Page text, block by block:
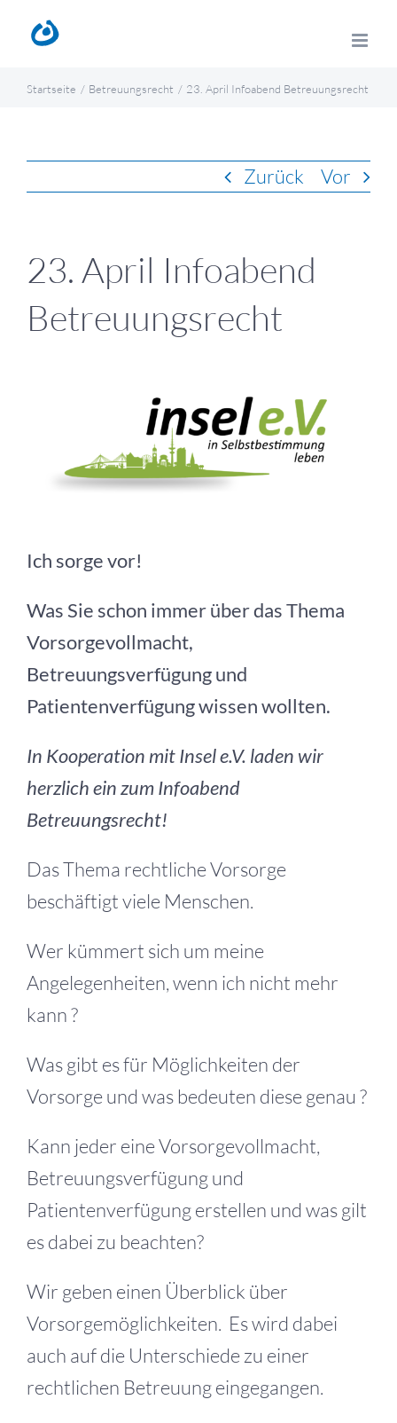
Inhalt
Startseite Betreuungsrecht 23. April Infoabend Betreuungsrecht
Zurück Vor
23. April Infoabend
Betreuungsrecht
Ich sorge vor!
Was Sie schon immer über das Thema
Vorsorgevollmacht,
Betreuungsverfügung und
Patientenverfügung wissen wollten.
In Kooperation mit Insel e.V. laden wir
herzlich ein zum Infoabend
Betreuungsrecht!
Das Thema rechtliche Vorsorge
beschäftigt viele Menschen.
Wer kümmert sich um meine
Angelegenheiten, wenn ich nicht mehr
kann ?
Was gibt es für Möglichkeiten der
Vorsorge und was bedeuten diese genau ?
Kann jeder eine Vorsorgevollmacht,
Betreuungsverfügung und
Patientenverfügung erstellen und was gilt
es dabei zu beachten?
Wir geben einen Überblick über
Vorsorgemöglichkeiten. Es wird dabei
auch auf die Unterschiede zu einer
rechtlichen Betreuung eingegangen.